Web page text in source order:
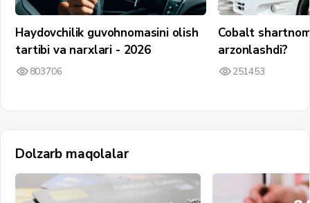
Haydovchilik guvohnomasini olish
tartibi va narxlari - 2026
803706
Cobalt
arzonlashdi?
251453
Dolzarb maqolalar